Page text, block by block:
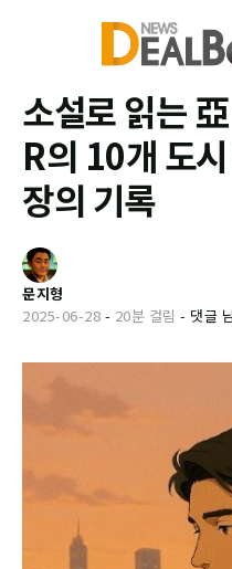
소설로 읽는
R의 10개 도
장의 기록
문지형
2025-06-28 - 20분 걸림 - 댓글